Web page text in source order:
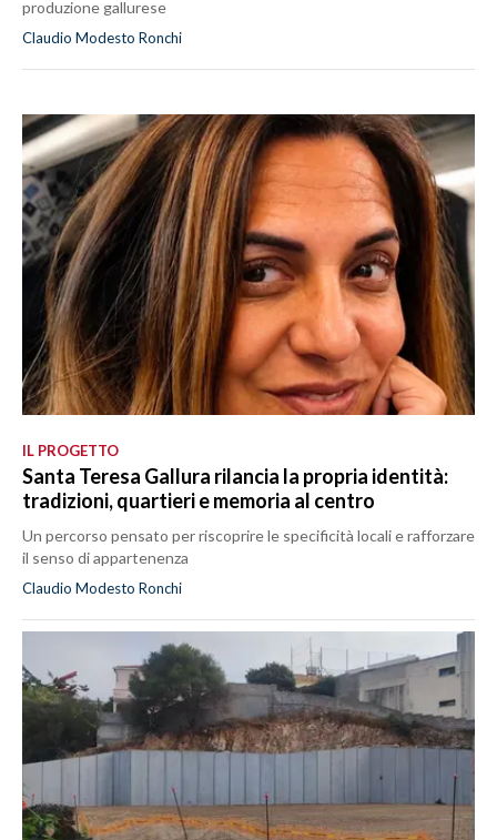
produzione gallurese
Claudio Modesto Ronchi
IL PROGETTO
Santa Teresa Gallura rilancia la propria identità:
tradizioni, quartieri e memoria al centro
Un percorso pensato per riscoprire le specificità locali e rafforzare
il senso di appartenenza
Claudio Modesto Ronchi